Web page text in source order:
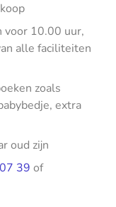
voor 10.00 uur,
alle faciliteiten
zoals
extra
oud zijn
39 of